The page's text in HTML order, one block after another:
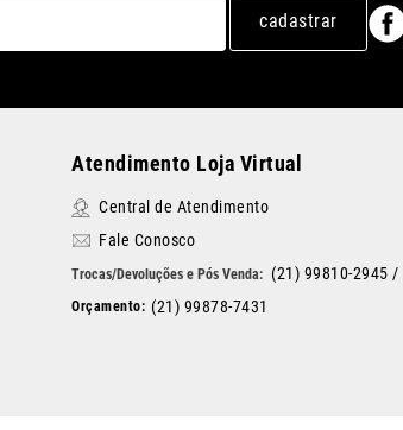
cadastrar
Atendimento Loja Virtual
Central de Atendimento
Fale Conosco
(21) 99810-2945 /
(21) 99878-7431